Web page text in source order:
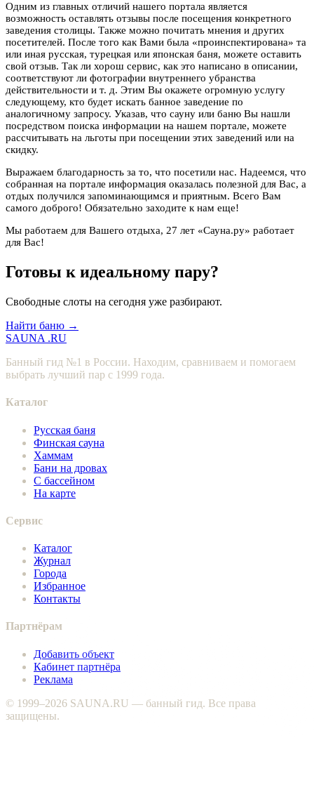
Одним из главных отличий нашего портала является
возможность оставлять отзывы после посещения конкретного
заведения столицы. Также можно почитать мнения и других
посетителей. После того как Вами была «проинспектирована» та
или иная русская, турецкая или японская баня, можете оставить
свой отзыв. Так ли хорош сервис, как это написано в описании,
соответствуют ли фотографии внутреннего убранства
действительности и т. д. Этим Вы окажете огромную услугу
следующему, кто будет искать банное заведение по
аналогичному запросу. Указав, что сауну или баню Вы нашли
посредством поиска информации на нашем портале, можете
рассчитывать на льготы при посещении этих заведений или на
скидку.
Выражаем благодарность за то, что посетили нас. Надеемся, что
собранная на портале информация оказалась полезной для Вас, а
отдых получился запоминающимся и приятным. Всего Вам
самого доброго! Обязательно заходите к нам еще!
Мы работаем для Вашего отдыха, 27 лет «Сауна.ру» работает
для Вас!
Готовы к идеальному пару?
Свободные слоты на сегодня уже разбирают.
Найти баню →
SAUNA .RU
Банный гид №1 в России. Находим, сравниваем и помогаем
выбрать лучший пар с 1999 года.
Каталог
Русская баня
Финская сауна
Хаммам
Бани на дровах
С бассейном
На карте
Сервис
Каталог
Журнал
Города
Избранное
Контакты
Партнёрам
Добавить объект
Кабинет партнёра
Реклама
© 1999–2026 SAUNA.RU — банный гид. Все права
защищены.